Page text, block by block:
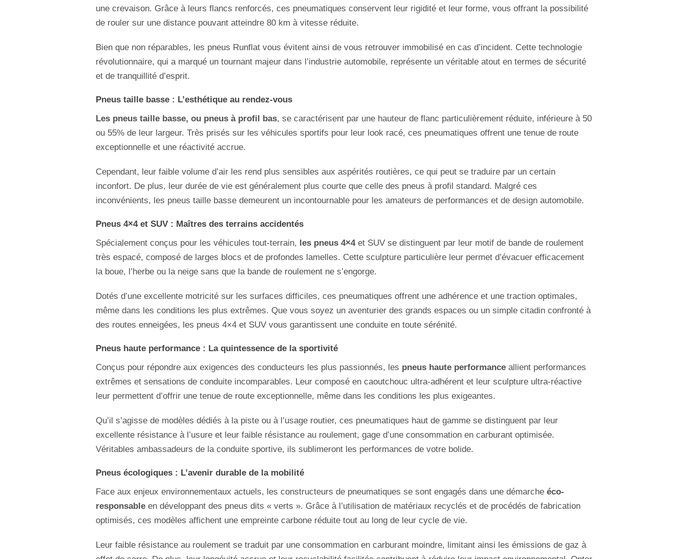
une crevaison. Grâce à leurs flancs renforcés, ces pneumatiques conservent leur rigidité et leur forme, vous offrant la possibilité
de rouler sur une distance pouvant atteindre 80 km à vitesse réduite.
Bien que non réparables, les pneus Runflat vous évitent ainsi de vous retrouver immobilisé en cas d’incident. Cette technologie
révolutionnaire, qui a marqué un tournant majeur dans l’industrie automobile, représente un véritable atout en termes de sécurité
et de tranquillité d’esprit.
Pneus taille basse : L’esthétique au rendez-vous
Les pneus taille basse, ou pneus à profil bas, se caractérisent par une hauteur de flanc particulièrement réduite, inférieure à 50
ou 55% de leur largeur. Très prisés sur les véhicules sportifs pour leur look racé, ces pneumatiques offrent une tenue de route
exceptionnelle et une réactivité accrue.
Cependant, leur faible volume d’air les rend plus sensibles aux aspérités routières, ce qui peut se traduire par un certain
inconfort. De plus, leur durée de vie est généralement plus courte que celle des pneus à profil standard. Malgré ces
inconvénients, les pneus taille basse demeurent un incontournable pour les amateurs de performances et de design automobile.
Pneus 4×4 et SUV : Maîtres des terrains accidentés
Spécialement conçus pour les véhicules tout-terrain, les pneus 4×4et SUV se distinguent par leur motif de bande de roulement
très espacé, composé de larges blocs et de profondes lamelles. Cette sculpture particulière leur permet d’évacuer efficacement
la boue, l’herbe ou la neige sans que la bande de roulement ne s’engorge.
Dotés d’une excellente motricité sur les surfaces difficiles, ces pneumatiques offrent une adhérence et une traction optimales,
même dans les conditions les plus extrêmes. Que vous soyez un aventurier des grands espaces ou un simple citadin confronté à
des routes enneigées, les pneus 4×4 et SUV vous garantissent une conduite en toute sérénité.
Pneus haute performance : La quintessence de la sportivité
Conçus pour répondre aux exigences des conducteurs les plus passionnés, les pneus haute performance allient performances
extrêmes et sensations de conduite incomparables. Leur composé en caoutchouc ultra-adhérent et leur sculpture ultra-réactive
leur permettent d’offrir une tenue de route exceptionnelle, même dans les conditions les plus exigeantes.
Qu’il s’agisse de modèles dédiés à la piste ou à l’usage routier, ces pneumatiques haut de gamme se distinguent par leur
excellente résistance à l’usure et leur faible résistance au roulement, gage d’une consommation en carburant optimisée.
Véritables ambassadeurs de la conduite sportive, ils sublimeront les performances de votre bolide.
Pneus écologiques : L’avenir durable de la mobilité
Face aux enjeux environnementaux actuels, les constructeurs de pneumatiques se sont engagés dans une démarche éco-
responsable en développant des pneus dits « verts ». Grâce à l’utilisation de matériaux recyclés et de procédés de fabrication
optimisés, ces modèles affichent une empreinte carbone réduite tout au long de leur cycle de vie.
Leur faible résistance au roulement se traduit par une consommation en carburant moindre, limitant ainsi les émissions de gaz à